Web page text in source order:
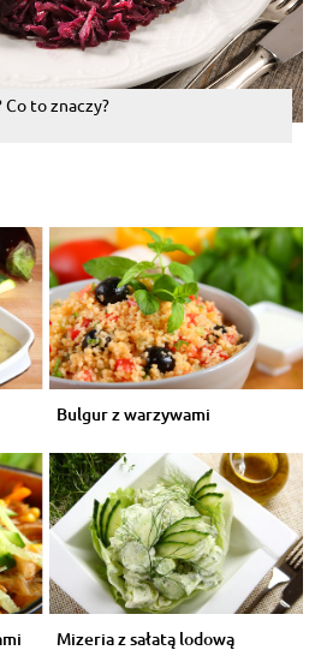
to znaczy?
Bulgur z warzywami
Mizeria z sałatą lodową